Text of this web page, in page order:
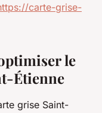
carte-grise-
le
Étienne
grise Saint-